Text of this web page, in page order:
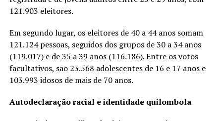
121.903 eleitores.
Em segundo lugar, os eleitores de 40 a 44 anos somam
121.124 pessoas, seguidos dos grupos de 30 a 34 anos
(119.017) e de 35 a 39 anos (116.186). Entre os votos
facultativos, são 23.568 adolescentes de 16 e 17 anos e
103.993 idosos de mais de 70 anos.
Autodeclaração racial e identidade quilombola